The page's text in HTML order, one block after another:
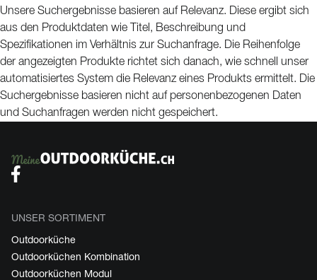
Unsere Suchergebnisse basieren auf Relevanz. Diese ergibt sich
aus den Produktdaten wie Titel, Beschreibung und
Spezifikationen im Verhältnis zur Suchanfrage. Die Reihenfolge
der angezeigten Produkte richtet sich danach, wie schnell unser
automatisiertes System die Relevanz eines Produkts ermittelt. Die
Suchergebnisse basieren nicht auf personenbezogenen Daten
und Suchanfragen werden nicht gespeichert.
UNSER SORTIMENT
Outdoorküche
Outdoorküchen Kombination
Outdoorküchen Modul